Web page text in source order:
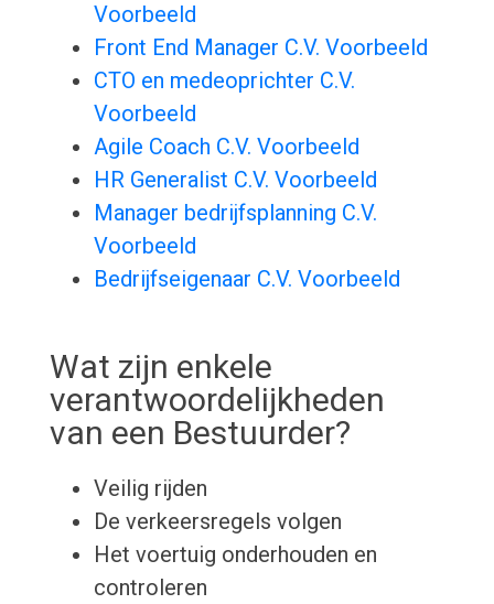
Voorbeeld
Front End Manager C.V. Voorbeeld
CTO en medeoprichter C.V.
Voorbeeld
Agile Coach C.V. Voorbeeld
HR Generalist C.V. Voorbeeld
Manager bedrijfsplanning C.V.
Voorbeeld
Bedrijfseigenaar C.V. Voorbeeld
Wat zijn enkele
verantwoordelijkheden
van een Bestuurder?
Veilig rijden
De verkeersregels volgen
Het voertuig onderhouden en
controleren